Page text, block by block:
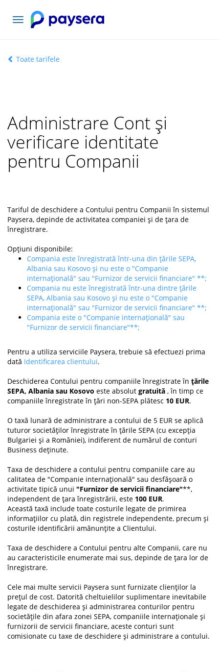
Comutați
navigarea
Toate tarifele
Administrare Cont și
verificare identitate
pentru Companii
Tariful de deschidere a Contului pentru Companii în sistemul
Paysera, depinde de activitatea companiei și de țara de
înregistrare.
Opțiuni disponibile:
Compania este înregistrată într-una din țările SEPA,
Albania sau Kosovo și nu este o "Companie
internațională" sau "Furnizor de servicii financiare" **;
Compania nu este înregistrată într-una dintre țările
SEPA, Albania sau Kosovo și nu este o "Companie
internațională" sau "Furnizor de servicii financiare" **;
Compania este o "Companie internațională" sau
"Furnizor de servicii financiare"**;
Pentru a utiliza serviciile Paysera, trebuie să efectuezi prima
dată Identificarea clientului.
Deschiderea Contului pentru companiile înregistrate în țările
SEPA, Albania sau Kosovo este absolut gratuită , în timp ce
companiile înregistrate în țări non-SEPA plătesc 10 EUR.
O taxă lunară de administrare a contului de 5 EUR se aplică
tuturor societăților înregistrate în țările SEPA (cu excepția
Bulgariei și a României), indiferent de numărul de conturi
Business deținute.
Taxa de deschidere a contului pentru companiile care au
calitatea de "Companie internațională" sau desfășoară o
activitate tipică unui "Furnizor de servicii financiare"**,
independent de țara înregistrării, este 100 EUR.
Această taxă include toate costurile legate de primirea
informațiilor cu plată, din registrele independente, precum și
costurile identificării amănunțite a Clientului.
Taxa de deschidere a Contului pentru alte Companii, care nu
au caracteristicile enumerate mai sus, depinde de țara lor de
înregistrare.
Cele mai multe servicii Paysera sunt furnizate clienților la
prețul de cost. Datorită cheltuielilor suplimentare inevitabile
legate de deschiderea și administrarea conturilor pentru
societățile din afara zonei SEPA, companiile internaționale și
furnizorii de servicii financiare, aceste conturi sunt
comisionate cu taxe de deschidere și administrare a contului.